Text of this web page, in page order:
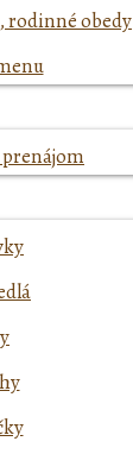
rodinné obedy